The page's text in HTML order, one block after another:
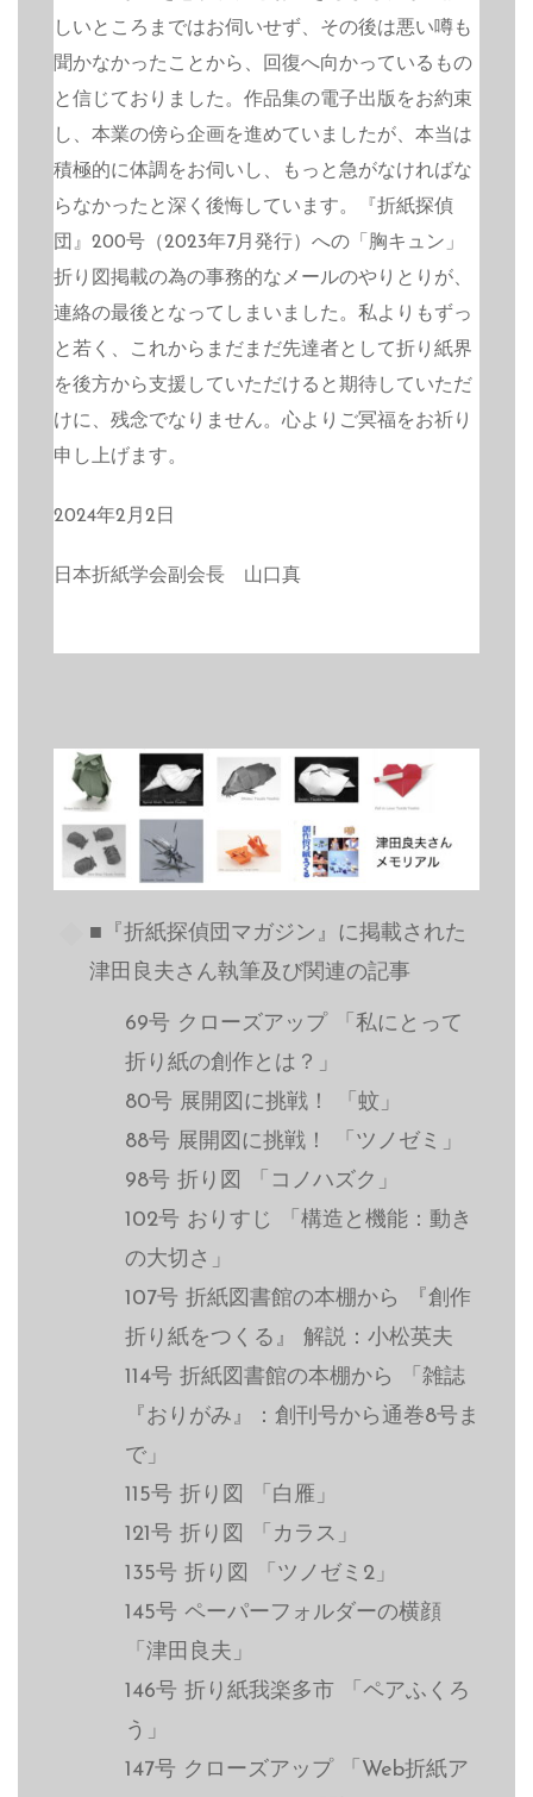
しいところまではお伺いせず、その後は悪い噂も
聞かなかったことから、回復へ向かっているもの
と信じておりました。作品集の電子出版をお約束
し、本業の傍ら企画を進めていましたが、本当は
積極的に体調をお伺いし、もっと急がなければな
らなかったと深く後悔しています。『折紙探偵
団』200号（2023年7月発行）への「胸キュン」
折り図掲載の為の事務的なメールのやりとりが、
連絡の最後となってしまいました。私よりもずっ
と若く、これからまだまだ先達者として折り紙界
を後方から支援していただけると期待していただ
けに、残念でなりません。心よりご冥福をお祈り
申し上げます。
2024年2月2日
日本折紙学会副会長 山口真
■『折紙探偵団マガジン』に掲載された
津田良夫さん執筆及び関連の記事
69号 クローズアップ 「私にとって
折り紙の創作とは？」
80号 展開図に挑戦！ 「蚊」
88号 展開図に挑戦！ 「ツノゼミ」
98号 折り図 「コノハズク」
102号 おりすじ 「構造と機能：動き
の大切さ」
107号 折紙図書館の本棚から 『創作
折り紙をつくる』 解説：小松英夫
114号 折紙図書館の本棚から 「雑誌
『おりがみ』：創刊号から通巻8号ま
で」
115号 折り図 「白雁」
121号 折り図 「カラス」
135号 折り図 「ツノゼミ2」
145号 ペーパーフォルダーの横顔
「津田良夫」
146号 折り紙我楽多市 「ペアふくろ
う」
147号 クローズアップ 「Web折紙ア